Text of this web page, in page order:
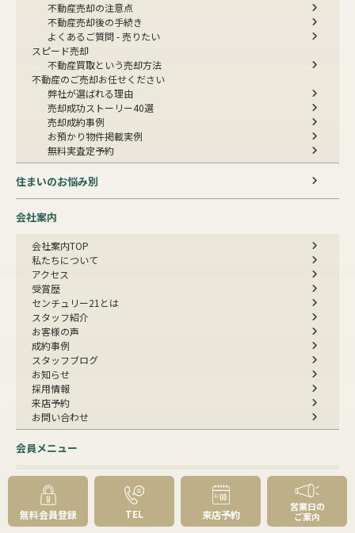
不動産売却の注意点
不動産売却後の手続き
よくあるご質問 - 売りたい
スピード売却
不動産買取という売却方法
不動産のご売却お任せください
弊社が選ばれる理由
売却成功ストーリー40選
売却成約事例
お預かり物件掲載実例
無料実査定予約
住まいのお悩み別
会社案内
会社案内TOP
私たちについて
アクセス
受賞歴
センチュリー21とは
スタッフ紹介
お客様の声
成約事例
スタッフブログ
お知らせ
採用情報
来店予約
お問い合わせ
会員メニュー
無料会員登録
マイページログイン
無料会員登録 TEL 来店予約
営業日の
ご案内